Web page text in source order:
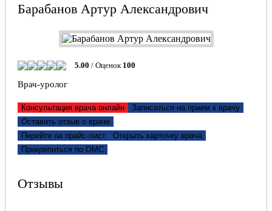
Барабанов Артур Александрович
5.00 / Оценок 100
Врач-уролог
Консультация врача онлайн
Записаться на прием к врачу
Оставить отзыв о враче
Перейти на прайс-лист
Открыть карточку врача
Прикрепиться по ОМС
Отзывы